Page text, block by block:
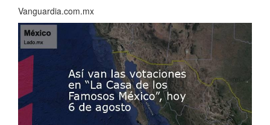
Vanguardia.com.mx